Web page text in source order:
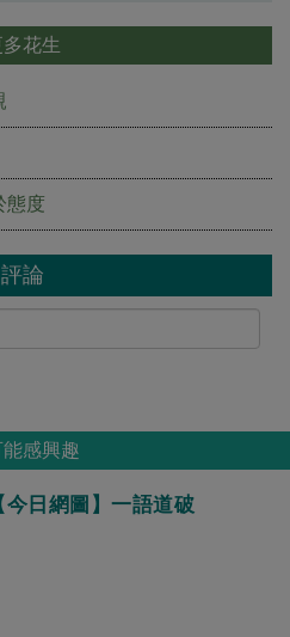
多花生
態度
評論
感興趣
今日網圖】一語道破